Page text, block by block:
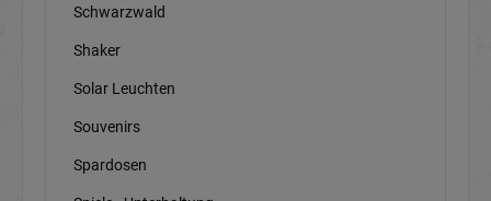
Schwarzwald
Shaker
Solar Leuchten
Souvenirs
Spardosen